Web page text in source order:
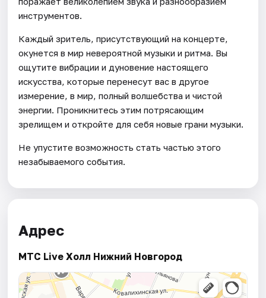
инструментов.
Каждый зритель, присутствующий на концерте,
окунется в мир невероятной музыки и ритма. Вы
ощутите вибрации и дуновение настоящего
искусства, которые перенесут вас в другое
измерение, в мир, полный волшебства и чистой
энергии. Проникнитесь этим потрясающим
зрелищем и откройте для себя новые грани музыки.
Не упустите возможность стать частью этого
незабываемого события.
Адрес
МТС Live Холл Нижний Новгород